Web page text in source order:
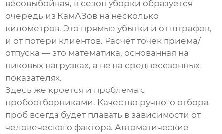
весовыбойная, в сезон уборки образуется
очередь из КамАЗов на несколько
километров. Это прямые убытки и от штрафов,
и от потери клиентов. Расчёт точек приёма/
отпуска — это математика, основанная на
пиковых нагрузках, а не на среднесезонных
показателях.
Здесь же кроется и проблема с
пробоотборниками. Качество ручного отбора
проб всегда будет плавать в зависимости от
человеческого фактора. Автоматические